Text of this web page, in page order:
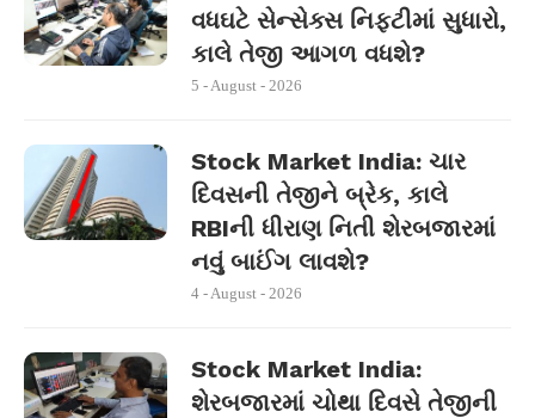
વધઘટે સેન્સેક્સ નિફ્ટીમાં સુધારો,
કાલે તેજી આગળ વધશે?
5 - August - 2026
Stock Market India: ચાર
દિવસની તેજીને બ્રેક, કાલે
RBIની ધીરાણ નિતી શેરબજારમાં
નવું બાઈંગ લાવશે?
4 - August - 2026
Stock Market India:
શેરબજારમાં ચોથા દિવસે તેજીની